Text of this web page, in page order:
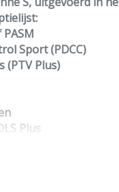
Sport (PDCC)
(PTV Plus)
Plus